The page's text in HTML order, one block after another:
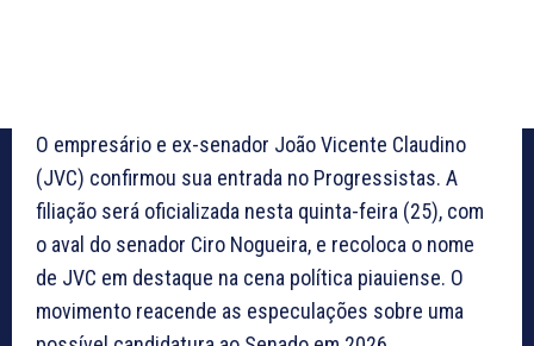
O empresário e ex-senador João Vicente Claudino
(JVC) confirmou sua entrada no Progressistas. A
filiação será oficializada nesta quinta-feira (25), com
o aval do senador Ciro Nogueira, e recoloca o nome
de JVC em destaque na cena política piauiense. O
movimento reacende as especulações sobre uma